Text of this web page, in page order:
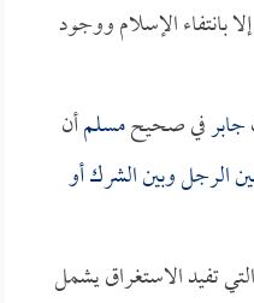
بانتفاء الإسلام ووجود
جابرفي صحيحمسلمأن
الرجل وبين الشرك أو
تفيد الاستغراق يشمل